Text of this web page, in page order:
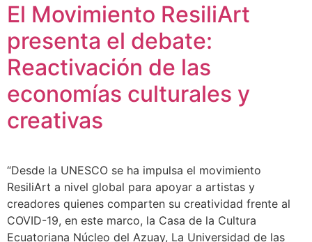
El Movimiento ResiliArt
presenta el debate:
Reactivación de las
economías culturales y
creativas
“Desde la UNESCO se ha impulsa el movimiento
ResiliArt a nivel global para apoyar a artistas y
creadores quienes comparten su creatividad frente al
COVID-19, en este marco, la Casa de la Cultura
Ecuatoriana Núcleo del Azuay, La Universidad de las